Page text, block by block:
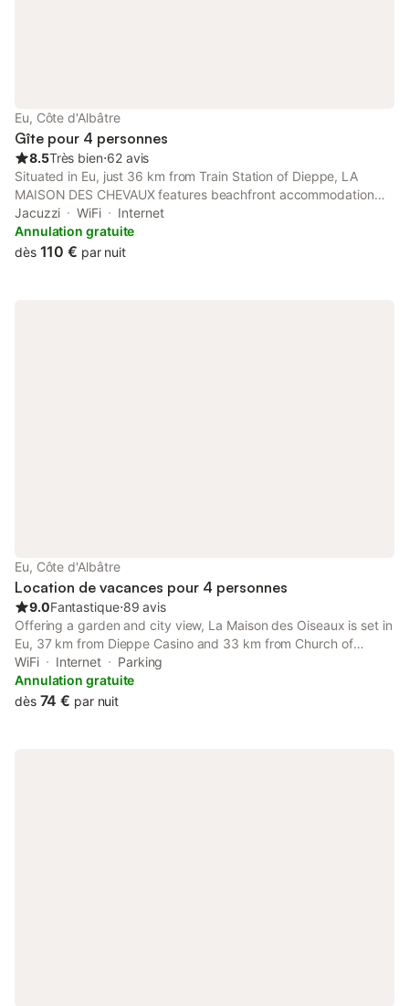
Eu, Côte d'Albâtre
Gîte pour 4 personnes
8.5Très bien⋅62 avis
Situated in Eu, just 36 km from Train Station of Dieppe, LA
MAISON DES CHEVAUX features beachfront accommodation
with an open-air bath, a garden, a bar and free WiFi.
Jacuzzi WiFi
Internet
Annulation gratuite
dès 110 € par nuit
Eu, Côte d'Albâtre
Location de vacances pour 4 personnes
9.0Fantastique⋅89 avis
Offering a garden and city view, La Maison des Oiseaux is set in
Eu, 37 km from Dieppe Casino and 33 km from Church of
Notre-Dame de Bonsecours. This holiday home provides free
private parking, a 24-hour front desk and free WiFi.
WiFi Internet
Parking
Annulation gratuite
dès 74 € par nuit